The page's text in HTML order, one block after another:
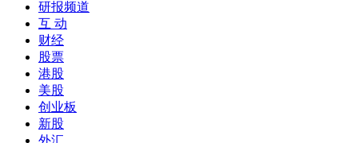
研报频道
互 动
财经
股票
港股
美股
创业板
新股
外汇